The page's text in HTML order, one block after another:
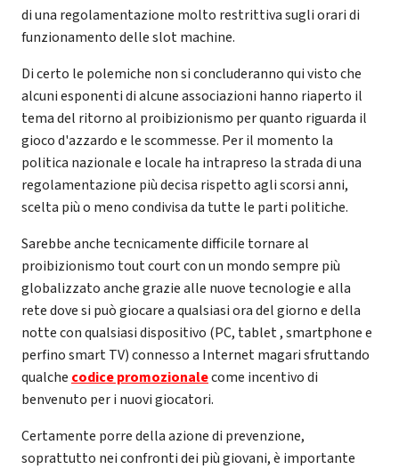
di una regolamentazione molto restrittiva sugli orari di
funzionamento delle slot machine.
Di certo le polemiche non si concluderanno qui visto che
alcuni esponenti di alcune associazioni hanno riaperto il
tema del ritorno al proibizionismo per quanto riguarda il
gioco d'azzardo e le scommesse. Per il momento la
politica nazionale e locale ha intrapreso la strada di una
regolamentazione più decisa rispetto agli scorsi anni,
scelta più o meno condivisa da tutte le parti politiche.
Sarebbe anche tecnicamente difficile tornare al
proibizionismo tout court con un mondo sempre più
globalizzato anche grazie alle nuove tecnologie e alla
rete dove si può giocare a qualsiasi ora del giorno e della
notte con qualsiasi dispositivo (PC, tablet , smartphone e
perfino smart TV) connesso a Internet magari sfruttando
qualche codice promozionalecome incentivo di
benvenuto per i nuovi giocatori.
Certamente porre della azione di prevenzione,
soprattutto nei confronti dei più giovani, è importante